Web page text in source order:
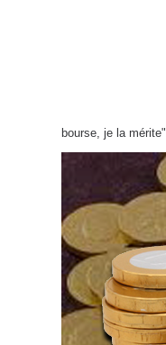
bourse, je la mérite"